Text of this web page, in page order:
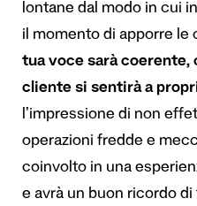
lontane dal modo in cui
il momento di apporre le
tua voce sarà
cliente si sentirà a
l’impressione di non
operazioni fredde e
coinvolto in una
e avrà un buon ricordo